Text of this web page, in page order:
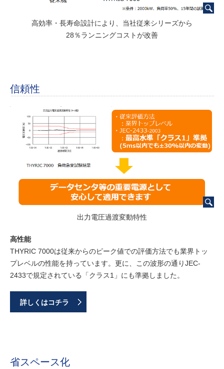
高効率・長寿命設計により、当社従来シリーズから
28％ランニングコストが改善
信頼性
出力電圧過渡変動特性
高性能
THYRIC 7000は従来からのピーク値での評価方法でも業界トッ
プレベルの性能を持っています。更に、この波形の通りJEC-
2433で規定されている「クラス1」にも準拠しました。
詳しくはコチラ
省スペース化